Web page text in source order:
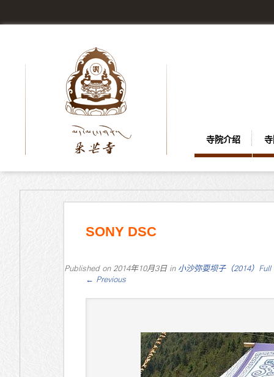
寺院介绍
SONY DSC
Published on 2014年10月3日in 小沙弥耍坝子（2014） Full
← Previous